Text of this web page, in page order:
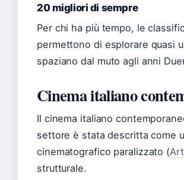
20 migliori di sempre
Per chi ha più tempo, le
permettono di esplorare quasi
spaziano dal muto agli anni
Cinema italiano
Il cinema italiano
settore è stata descritta come
cinematografico paralizzato (
strutturale.